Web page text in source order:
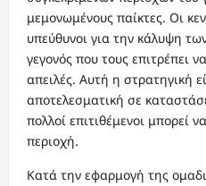
μεμονωμένους παίκτες. Οι
υπεύθυνοι για την κάλυψη
γεγονός που τους επιτρέπει
απειλές. Αυτή η στρατηγική
αποτελεσματική σε
πολλοί επιτιθέμενοι μπορεί
περιοχή.
Κατά την εφαρμογή της